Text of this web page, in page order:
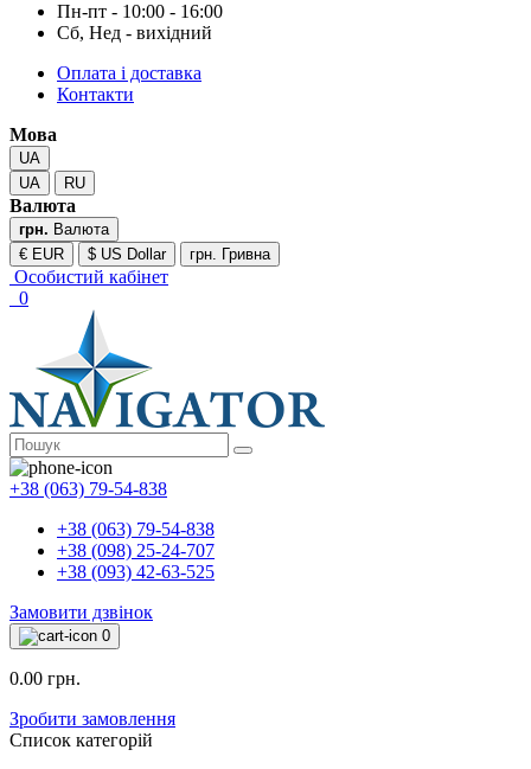
Пн-пт - 10:00 - 16:00
Сб, Нед - вихідний
Оплата і доставка
Контакти
Мова
UA
UA
RU
Валюта
грн. Валюта
€ EUR
$ US Dollar грн. Гривна
Особистий кабінет
0
+38 (063) 79-54-838
+38 (063) 79-54-838
+38 (098) 25-24-707
+38 (093) 42-63-525
Замовити дзвінок
0
0.00 грн.
Зробити замовлення
Список категорій